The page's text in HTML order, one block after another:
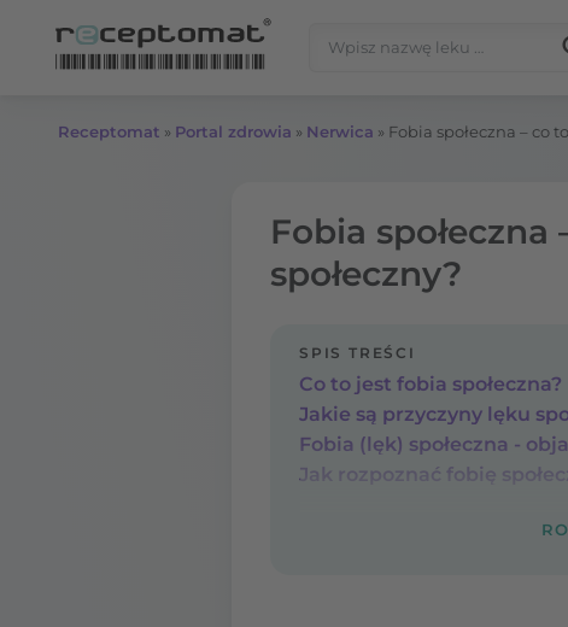
Receptomat » Portal zdrowia » Nerwica » Fobia społeczna – co
Fobia
społeczny?
SPIS TREŚCI
Co to jest fobia społeczna?
Jakie są przyczyny lęku
Fobia (lęk) społeczna -
Jak rozpoznać fobię